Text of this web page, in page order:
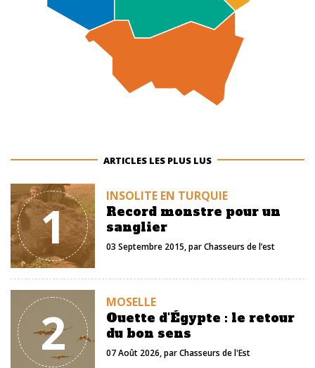
ARTICLES LES PLUS LUS
1 INSOLITE EN TURQUIE
Record monstre pour un
sanglier
03 Septembre 2015, parChasseurs de l’est
2 MOSELLE
Ouette d'Égypte : le retour
du bon sens
07 Août 2026, parChasseurs de l'Est